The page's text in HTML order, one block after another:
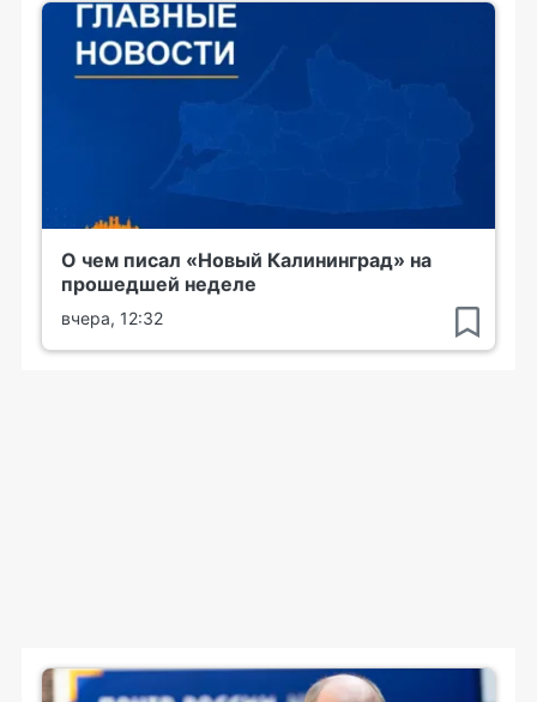
О чем писал «Новый Калининград» на
прошедшей неделе
вчера, 12:32